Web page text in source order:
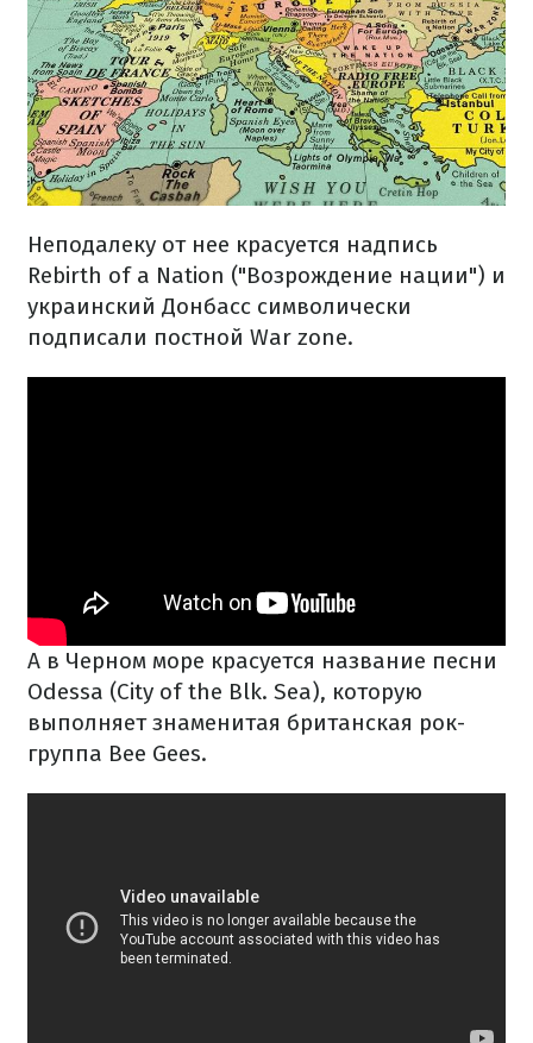
Неподалеку от нее красуется надпись
Rebirth of a Nation ("Возрождение нации") и
украинский Донбасс символически
подписали постной War zone.
А в Черном море красуется название песни
Odessa (City of the Blk. Sea), которую
выполняет знаменитая британская рок-
группа Bee Gees.